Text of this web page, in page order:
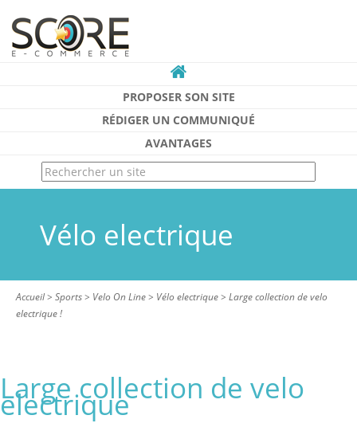
PROPOSER SON SITE
RÉDIGER UN COMMUNIQUÉ
AVANTAGES
Vélo electrique
Accueil> Sports> Velo On Line> Vélo electrique> Large collection de velo
electrique !
Large collection de velo
electrique